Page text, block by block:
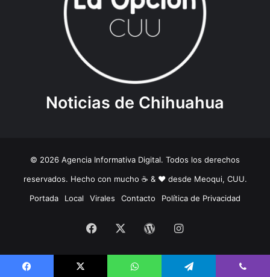
Noticias de Chihuahua
© 2026 Agencia Informativa Digital. Todos los derechos
reservados. Hecho con mucho ☕️ & ❤️ desde Meoqui, CUU.
Portada
Local Virales Contacto Política de Privacidad
Facebook WordPressInstagram